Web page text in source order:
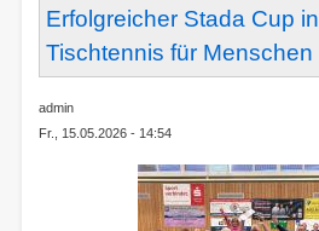
Erfolgreicher Stada Cup
Tischtennis für
admin
Fr., 15.05.2026 - 14:54